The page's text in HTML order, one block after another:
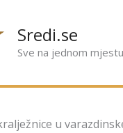
Sredi.se
Sve na jednom
u